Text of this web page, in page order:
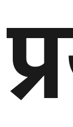
कला/
साहित्य
ग्लोबल
गल्फ